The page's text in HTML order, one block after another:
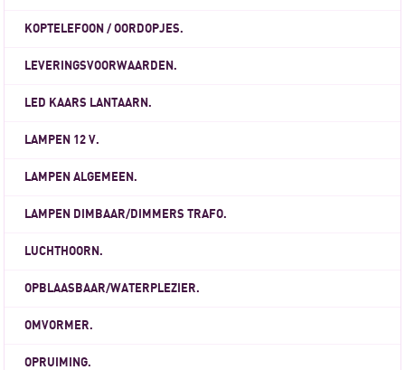
KOPTELEFOON / OORDOPJES.
LEVERINGSVOORWAARDEN.
LED KAARS LANTAARN.
LAMPEN 12 V.
LAMPEN ALGEMEEN.
LAMPEN DIMBAAR/DIMMERS TRAFO.
LUCHTHOORN.
OPBLAASBAAR/WATERPLEZIER.
OMVORMER.
OPRUIMING.